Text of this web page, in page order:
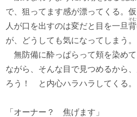
で、狙ってます感が漂ってくる。
人が口を出すのは変だと目を一旦背
そむ
が、どうしても気になってしまう。
無防備に酔っぱらって頬を染め
ながら、そんな目で見つめるから
ろう！ と内心ハラハラしてくる。
「オーナー？ 焦げます」